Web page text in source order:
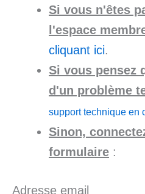
Si vous n'êtes
l'espace
cliquant ici.
Si vous pensez
d'un problème
support technique en
Sinon,
formulaire :
Adresse email